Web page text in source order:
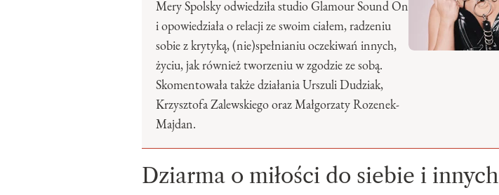
Mery Spolsky odwiedziła studio Glamour Sound On
i opowiedziała o relacji ze swoim ciałem, radzeniu
sobie z krytyką, (nie)spełnianiu oczekiwań innych,
życiu, jak również tworzeniu w zgodzie ze sobą.
Skomentowała także działania Urszuli Dudziak,
Krzysztofa Zalewskiego oraz Małgorzaty Rozenek-
Majdan.
Dziarma o miłości do siebie i innych